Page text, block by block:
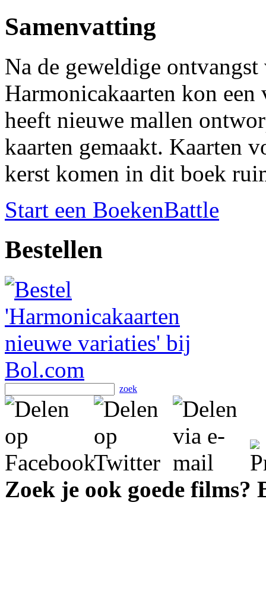
Samenvatting
Na de geweldige ontvangst
Harmonicakaarten kon
heeft nieuwe mallen
kaarten gemaakt. Kaarten
kerst komen in dit boek
Start een BoekenBattle
Bestellen
zoek
Zoek je ook goede films?